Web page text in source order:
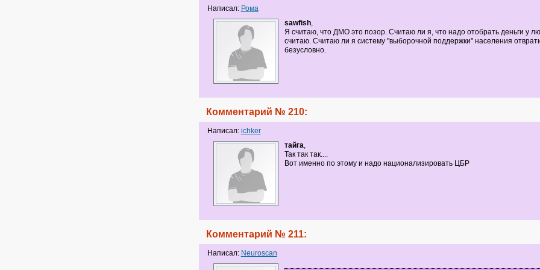
Написал: Рома
sawfish,
Я считаю, что ДМО это позор. Считаю ли я, что надо отобрать деньги у
считаю. Считаю ли я систему "выборочной поддержки" населения
безусловно.
Комментарий № 210:
Написал: ichker
тайга,
Так так так....
Вот именно по этому и надо национализировать ЦБР
Комментарий № 211:
Написал: Neuroscan